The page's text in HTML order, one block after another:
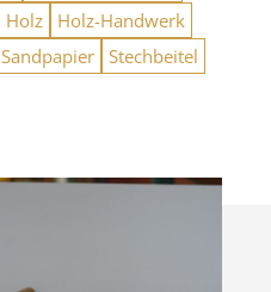
Holz
Holz-Handwerk
Sandpapier Stechbeitel